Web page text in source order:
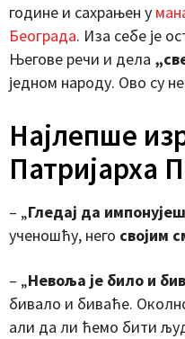
године и сахрањен у
Београда. Иза себе је
Његове речи и дела
једном народу. Ово су
Најлепше
Патријарха
– „Гледај да импонујеш
ученошћу, него својим
– „Невоља је било и
бивало и биваће.
али да ли ћемо бити